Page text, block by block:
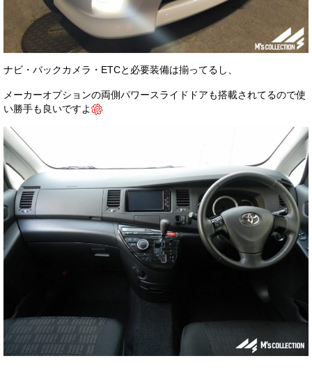
ナビ・バックカメラ・ETCと必要装備は揃ってるし、
メーカーオプションの両側パワースライドドアも搭載されてるので使
い勝手も良いですよ